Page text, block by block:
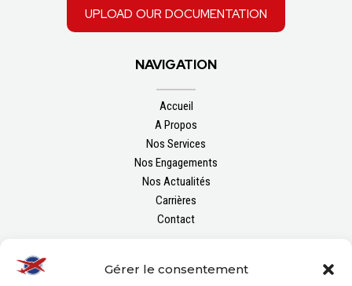
Gérer le consentement
upload our documentation
NAVIGATION
Accueil
A Propos
Nos Services
Nos Engagements
Nos Actualités
Carrières
Contact
FOLLOW US